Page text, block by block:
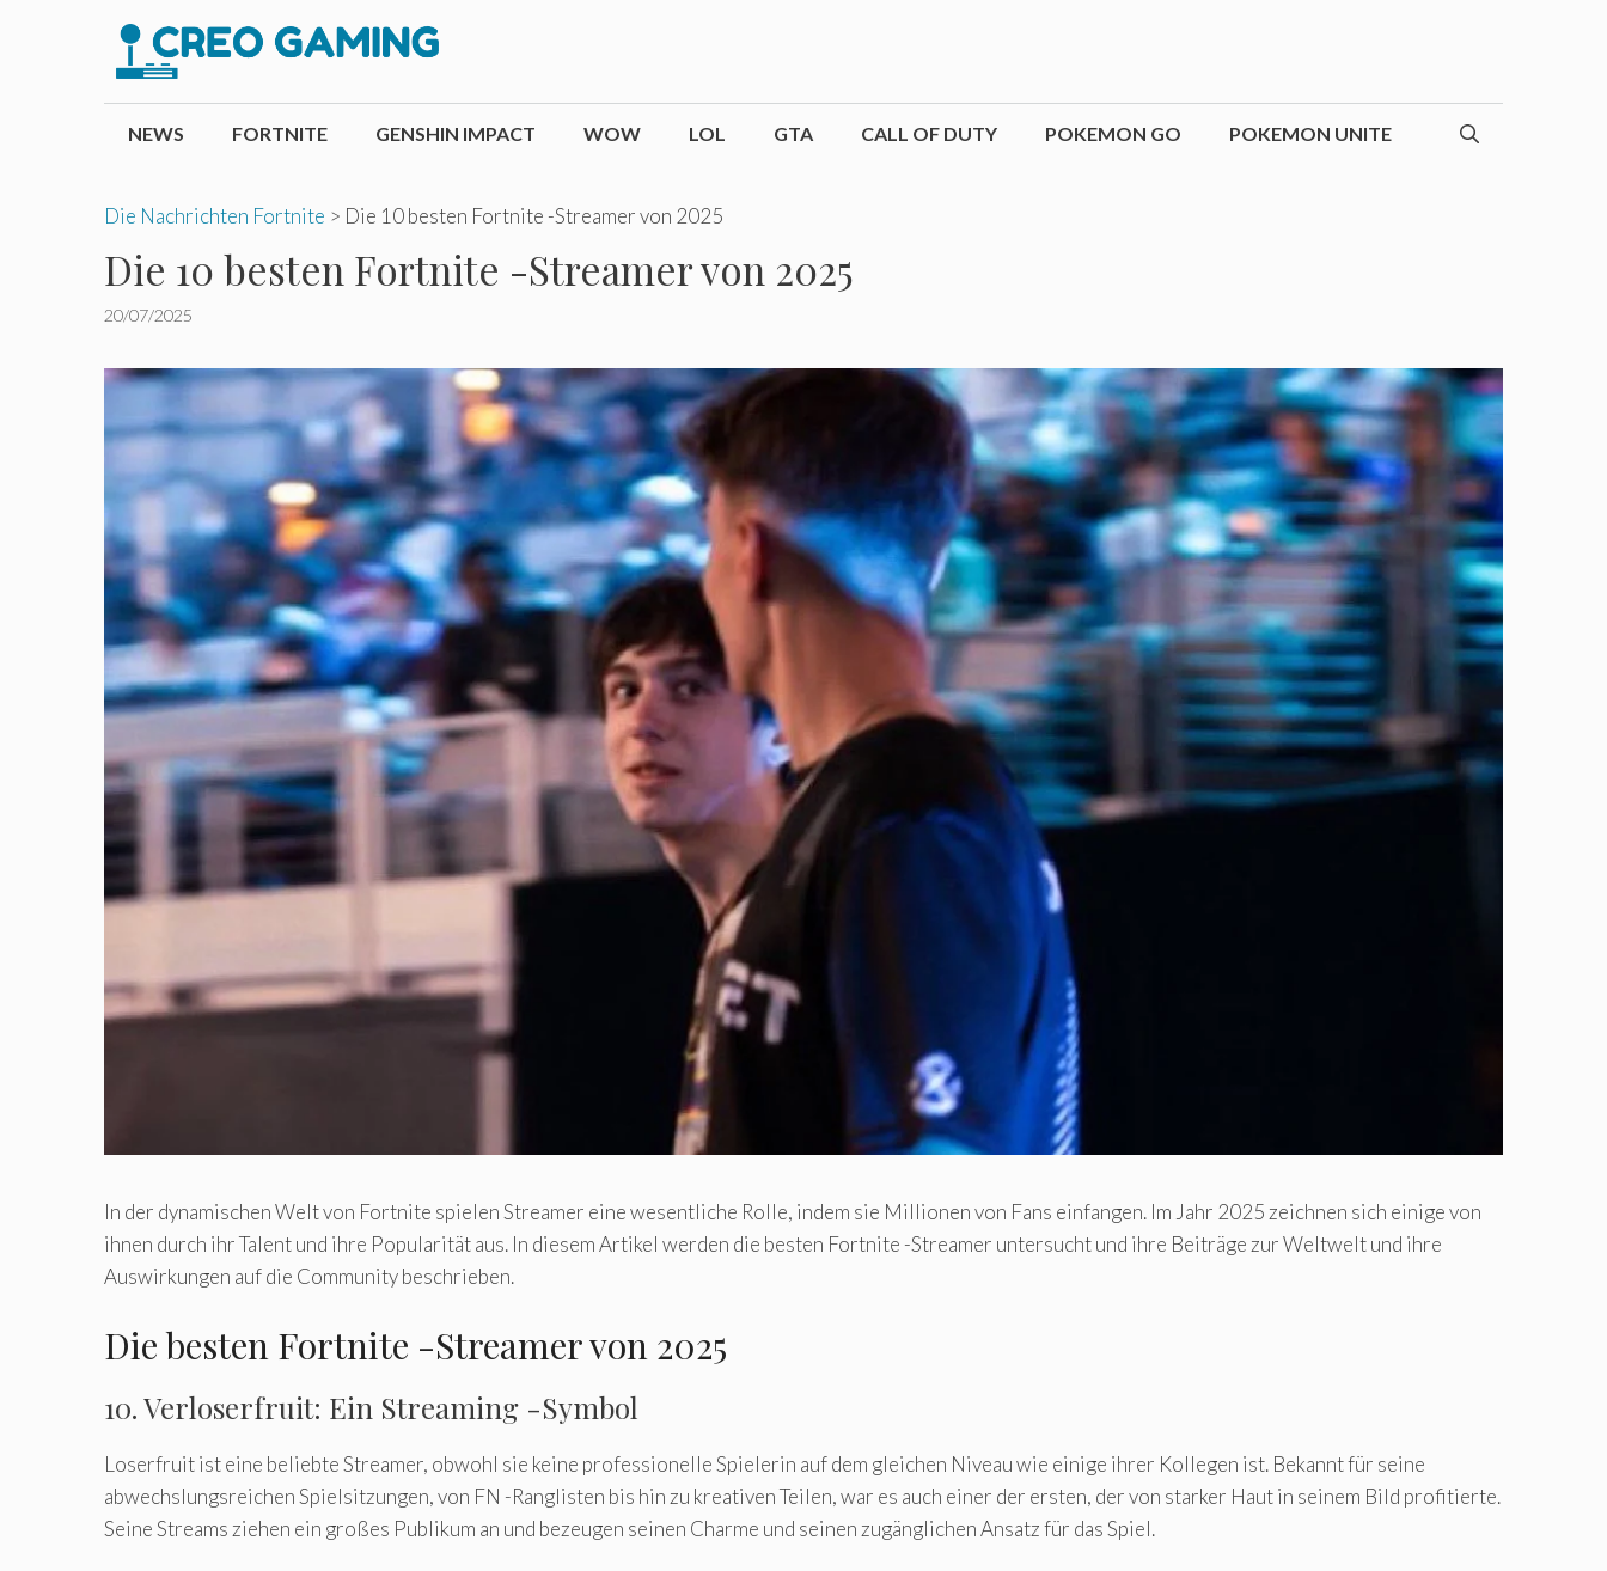
NEWS FORTNITE GENSHIN IMPACT WOW LOL GTA CALL OF DUTY POKEMON GO POKEMON UNITE
Die Nachrichten Fortnite > Die 10 besten Fortnite -Streamer von 2025
Die 10 besten Fortnite -Streamer von 2025
20/07/2025
In der dynamischen Welt von Fortnite spielen Streamer eine wesentliche Rolle, indem sie Millionen von Fans einfangen. Im Jahr 2025 zeichnen sich einige von
ihnen durch ihr Talent und ihre Popularität aus. In diesem Artikel werden die besten Fortnite -Streamer untersucht und ihre Beiträge zur Weltwelt und ihre
Auswirkungen auf die Community beschrieben.
Die besten Fortnite -Streamer von 2025
10. Verloserfruit: Ein Streaming -Symbol
Loserfruit ist eine beliebte Streamer, obwohl sie keine professionelle Spielerin auf dem gleichen Niveau wie einige ihrer Kollegen ist. Bekannt für seine
abwechslungsreichen Spielsitzungen, von FN -Ranglisten bis hin zu kreativen Teilen, war es auch einer der ersten, der von starker Haut in seinem Bild profitierte.
Seine Streams ziehen ein großes Publikum an und bezeugen seinen Charme und seinen zugänglichen Ansatz für das Spiel.